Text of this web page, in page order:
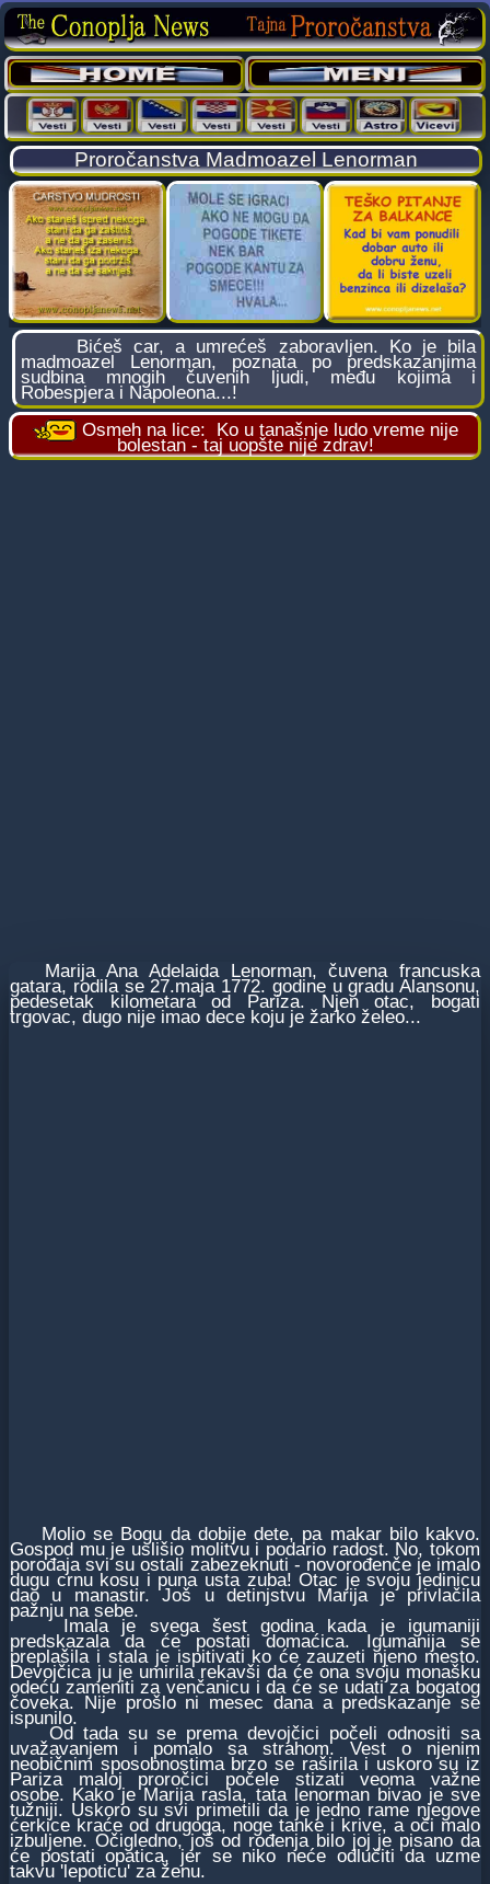
Proročanstva Madmoazel Lenorman
Bićeš car, a umrećeš zaboravljen. Ko je bila
madmoazel Lenorman, poznata po predskazanjima
sudbina mnogih čuvenih ljudi, među kojima i
Robespjera i Napoleona...!
Osmeh na lice: Ko u tanašnje ludo vreme nije
bolestan - taj uopšte nije zdrav!
Marija Ana Adelaida Lenorman, čuvena francuska
gatara, rodila se 27.maja 1772. godine u gradu Alansonu,
pedesetak kilometara od Pariza. Njen otac, bogati
trgovac, dugo nije imao dece koju je žarko želeo...
Molio se Bogu da dobije dete, pa makar bilo kakvo.
Gospod mu je uslišio molitvu i podario radost. No, tokom
porođaja svi su ostali zabezeknuti - novorođenče je imalo
dugu crnu kosu i puna usta zuba! Otac je svoju jedinicu
dao u manastir. Još u detinjstvu Marija je privlačila
pažnju na sebe.
Imala je svega šest godina kada je igumaniji
predskazala da će postati domaćica. Igumanija se
preplašila i stala je ispitivati ko će zauzeti njeno mesto.
Devojčica ju je umirila rekavši da će ona svoju monašku
odeću zameniti za venčanicu i da će se udati za bogatog
čoveka. Nije prošlo ni mesec dana a predskazanje se
ispunilo.
Od tada su se prema devojčici počeli odnositi sa
uvažavanjem i pomalo sa strahom. Vest o njenim
neobičnim sposobnostima brzo se raširila i uskoro su iz
Pariza maloj proročici počele stizati veoma važne
osobe. Kako je Marija rasla, tata lenorman bivao je sve
tužniji. Uskoro su svi primetili da je jedno rame njegove
ćerkice kraće od drugoga, noge tanke i krive, a oči malo
izbuljene. Očigledno, još od rođenja bilo joj je pisano da
će postati opatica, jer se niko neće odlučiti da uzme
takvu 'lepoticu' za ženu.